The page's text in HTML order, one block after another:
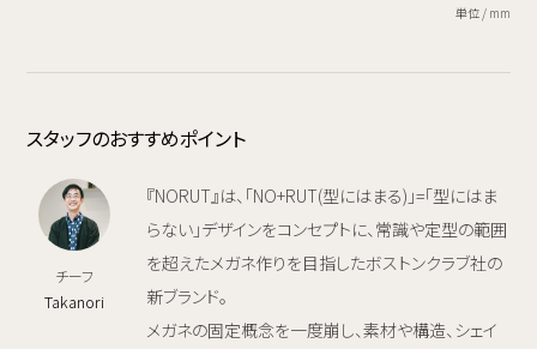
単位 / mm
スタッフのおすすめポイント
チーフ
Takanori
『NORUT』は、「NO+RUT(型にはまる)」=「型にはま
らない」デザインをコンセプトに、常識や定型の範囲
を超えたメガネ作りを目指したボストンクラブ社の
新ブランド。
メガネの固定概念を一度崩し、素材や構造、シェイ